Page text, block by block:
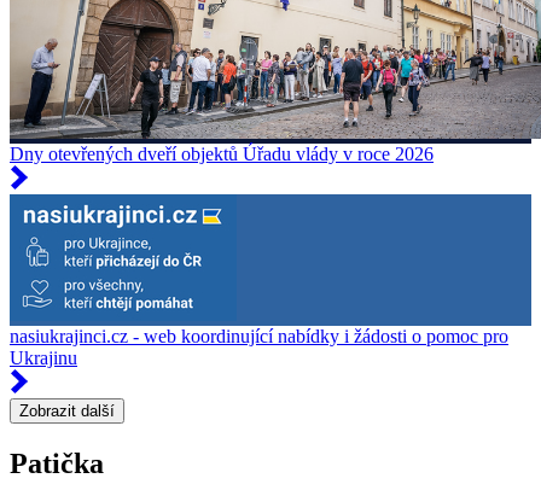
Dny otevřených dveří objektů Úřadu vlády v roce 2026
nasiukrajinci.cz - web koordinující nabídky i žádosti o pomoc pro
Ukrajinu
Zobrazit další
Patička